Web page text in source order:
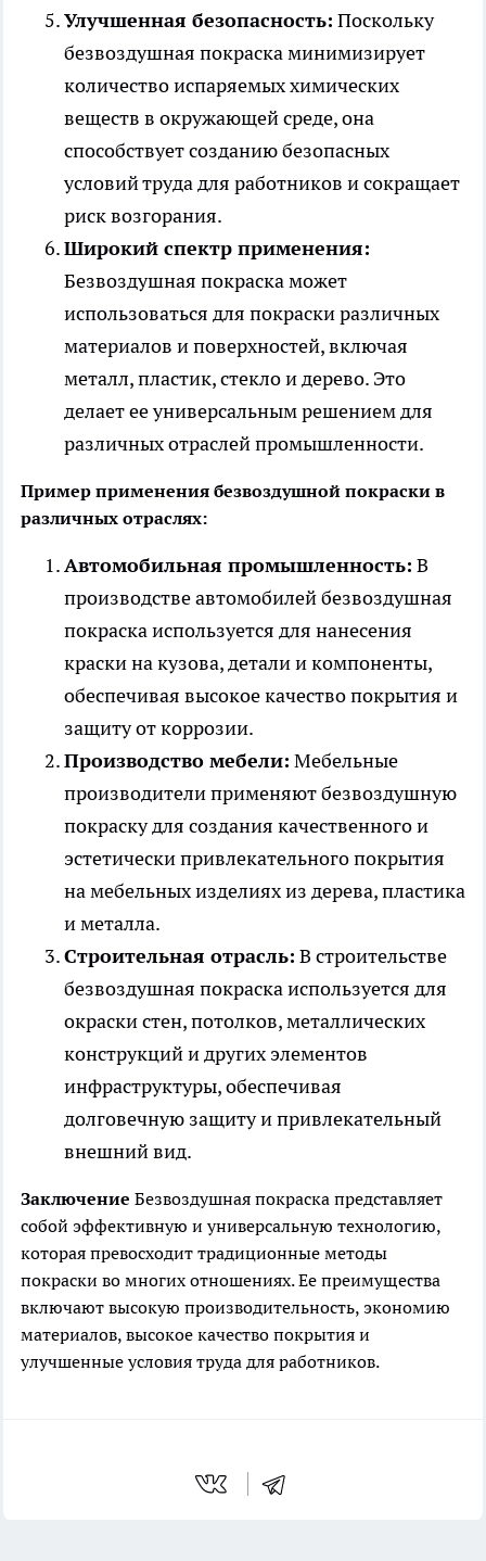
Улучшенная безопасность: Поскольку
безвоздушная покраска минимизирует
количество испаряемых химических
веществ в окружающей среде, она
способствует созданию безопасных
условий труда для работников и сокращает
риск возгорания.
Широкий спектр применения:
Безвоздушная покраска может
использоваться для покраски различных
материалов и поверхностей, включая
металл, пластик, стекло и дерево. Это
делает ее универсальным решением для
различных отраслей промышленности.
Пример применения безвоздушной покраски в
различных отраслях:
Автомобильная промышленность: В
производстве автомобилей безвоздушная
покраска используется для нанесения
краски на кузова, детали и компоненты,
обеспечивая высокое качество покрытия и
защиту от коррозии.
Производство мебели: Мебельные
производители применяют безвоздушную
покраску для создания качественного и
эстетически привлекательного покрытия
на мебельных изделиях из дерева, пластика
и металла.
Строительная отрасль: В строительстве
безвоздушная покраска используется для
окраски стен, потолков, металлических
конструкций и других элементов
инфраструктуры, обеспечивая
долговечную защиту и привлекательный
внешний вид.
Заключение Безвоздушная покраска представляет
собой эффективную и универсальную технологию,
которая превосходит традиционные методы
покраски во многих отношениях. Ее преимущества
включают высокую производительность, экономию
материалов, высокое качество покрытия и
улучшенные условия труда для работников.